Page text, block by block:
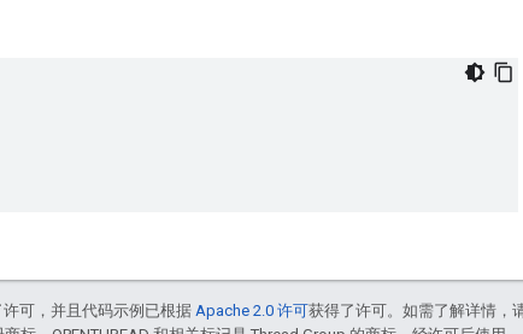
许可，并且代码示例已根据 Apache 2.0 许可获得了许可。如需了解详情，